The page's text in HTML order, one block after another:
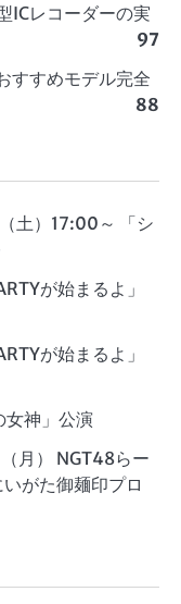
ICレコーダーの実
97
すすめモデル完全
88
土）17:00～ 「シ
が始まるよ」
が始まるよ」
神」公演
月） NGT48らー
がた御麺印プロ